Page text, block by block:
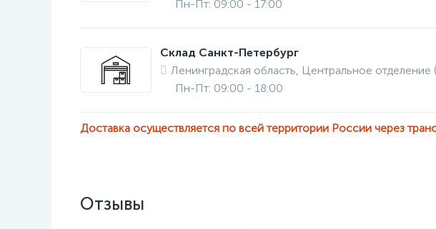
Пн-Пт: 09:00 - 17:00
Склад Санкт-Петербург
Ленинградская область, Центральное
Пн-Пт: 09:00 - 18:00
Доставка осуществляется по всей территории России через
Отзывы